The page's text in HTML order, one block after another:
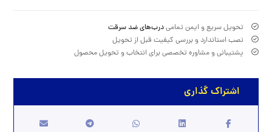
تحویل سریع و ایمن تمامیدرب‌های ضد سرقت
نصب استاندارد و بررسی کیفیت قبل از تحویل
پشتیبانی و مشاوره تخصصی برای انتخاب و تحویل محصول